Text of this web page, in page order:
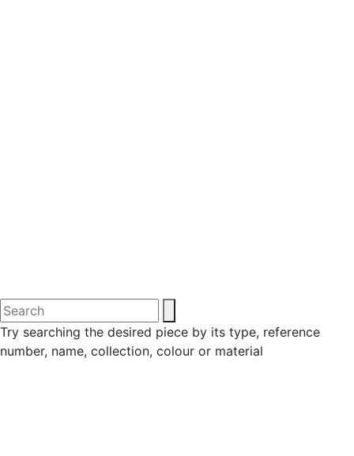
Try searching the desired piece by its type, reference
number, name, collection, colour or material